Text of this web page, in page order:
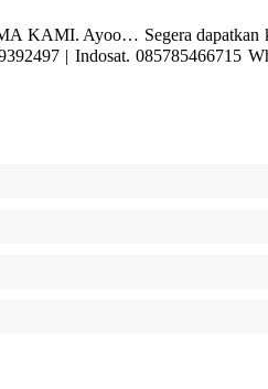
KAMI. Ayoo… Segera dapatkan
| Indosat. 085785466715